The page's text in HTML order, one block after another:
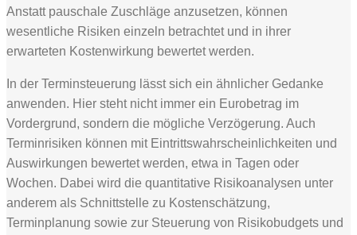
Anstatt pauschale Zuschläge anzusetzen, können
wesentliche Risiken einzeln betrachtet und in ihrer
erwarteten Kostenwirkung bewertet werden.
In der Terminsteuerung lässt sich ein ähnlicher Gedanke
anwenden. Hier steht nicht immer ein Eurobetrag im
Vordergrund, sondern die mögliche Verzögerung. Auch
Terminrisiken können mit Eintrittswahrscheinlichkeiten und
Auswirkungen bewertet werden, etwa in Tagen oder
Wochen. Dabei wird die quantitative Risikoanalysen unter
anderem als Schnittstelle zu Kostenschätzung,
Terminplanung sowie zur Steuerung von Risikobudgets und